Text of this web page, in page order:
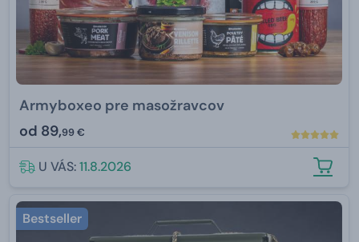
Armyboxeo pre masožravcov
od 89,99 €
U VÁS:11.8.2026
Bestseller